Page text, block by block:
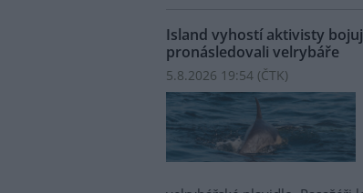
Island vyhostí aktivisty
pronásledovali velrybáře
5.8.2026 19:54 (ČTK)